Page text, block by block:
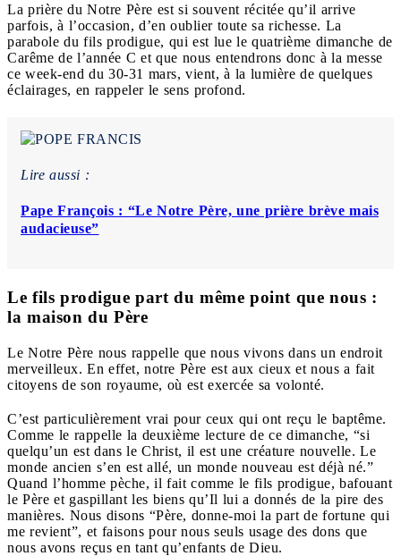
La prière du Notre Père est si souvent récitée qu’il arrive
parfois, à l’occasion, d’en oublier toute sa richesse. La
parabole du fils prodigue, qui est lue le quatrième dimanche de
Carême de l’année C et que nous entendrons donc à la messe
ce week-end du 30-31 mars, vient, à la lumière de quelques
éclairages, en rappeler le sens profond.
Lire aussi :
Pape François : “Le Notre Père, une prière brève mais
audacieuse”
Le fils prodigue part du même point que nous :
la maison du Père
Le Notre Père nous rappelle que nous vivons dans un endroit
merveilleux. En effet, notre Père est aux cieux et nous a fait
citoyens de son royaume, où est exercée sa volonté.
C’est particulièrement vrai pour ceux qui ont reçu le baptême.
Comme le rappelle la deuxième lecture de ce dimanche, “si
quelqu’un est dans le Christ, il est une créature nouvelle. Le
monde ancien s’en est allé, un monde nouveau est déjà né.”
Quand l’homme pèche, il fait comme le fils prodigue, bafouant
le Père et gaspillant les biens qu’Il lui a donnés de la pire des
manières. Nous disons “Père, donne-moi la part de fortune qui
me revient”, et faisons pour nous seuls usage des dons que
nous avons reçus en tant qu’enfants de Dieu.